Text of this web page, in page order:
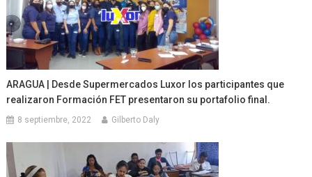
ARAGUA | Desde Supermercados Luxor los participantes que
realizaron Formación FET presentaron su portafolio final.
8 septiembre, 2022 Gilberto Daly